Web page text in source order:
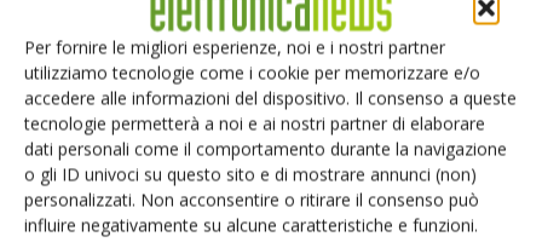
Per fornire le migliori esperienze, noi e i nostri partner
utilizziamo tecnologie come i cookie per memorizzare e/o
accedere alle informazioni del dispositivo. Il consenso a queste
tecnologie permetterà a noi e ai nostri partner di elaborare
dati personali come il comportamento durante la navigazione
o gli ID univoci su questo sito e di mostrare annunci (non)
personalizzati. Non acconsentire o ritirare il consenso può
influire negativamente su alcune caratteristiche e funzioni.
distribuiti nelle fabbriche della prossima generazione.
Pocket IO (Fig. 2) è due volte e mezzo più piccolo della
precedente piattaforma Maxim per Micro Plc: un ingombro
ridottissimo, di circa 160 cm 3. Non solo il fattore di forma
totale di sistema è tra i più piccoli del settore, ma anche
l’impronta energetica di Pocket IO è diminuita del 30%,
grazie al fatto che i prodotti industrial power di Maxim
hanno un’efficienza energetica superiore al 90%, ottenuta